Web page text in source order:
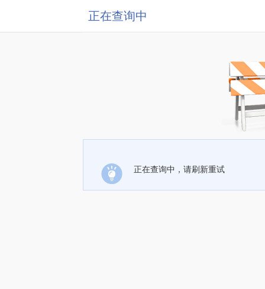
正在查询中
正在查询中，请刷新重试